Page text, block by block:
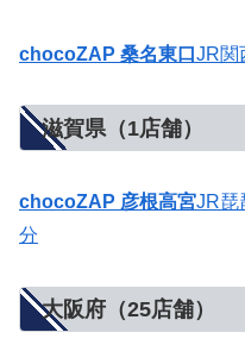
chocoZAP 桑名東口 JR
滋賀県（1店舗）
chocoZAP 彦根高宮JR
分
大阪府（25店舗）